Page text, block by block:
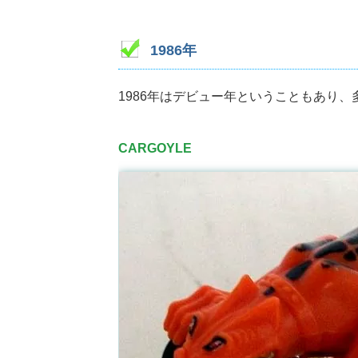
1986年
1986年はデビュー年ということもあり
CARGOYLE